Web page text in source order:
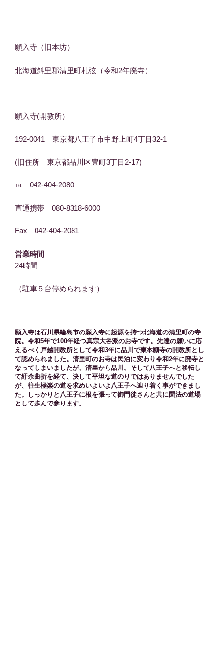
願入寺（旧本坊）
北海道斜里郡清里町札弦（令和2年廃寺）
願入寺(開教所）
192-0041 東京都八王子市中野上町4丁目32-1
(旧住所 東京都品川区豊町3丁目2-17)
℡ 042-404-2080
直通携帯 080-8318-6000
Fax 042-404-2081
営業時間
24時間
（駐車５台停められます）
願入寺は石川県輪島市の願入寺に起源を持つ北海道の清里町の寺
院。令和5年で100年経つ真宗大谷派のお寺です。先達の願いに応
えるべく戸越開教所として令和3年に品川で東本願寺の開教所とし
て認められました。清里町のお寺は民泊に変わり令和2年に廃寺と
なってしまいましたが、清里から品川。そして八王子へと移転し
て紆余曲折を経て、決して平坦な道のりではありませんでした
が、往生極楽の道を求めいよいよ八王子へ辿り着く事ができまし
た。しっかりと八王子に根を張って御門徒さんと共に聞法の道場
として歩んで参ります。